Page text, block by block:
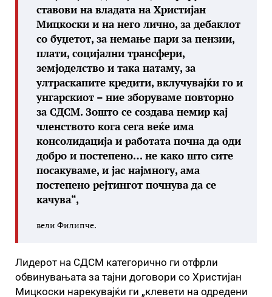
ставови на владата на Христијан
Мицкоски и на него лично, за дебаклот
со буџетот, за немање пари за пензии,
плати, социјални трансфери,
земјоделство и така натаму, за
ултраскапите кредити, вклучувајќи го и
унгарскиот – ние зборуваме повторно
за СДСМ. Зошто се создава немир кај
членството кога сега веќе има
консолидација и работата почна да оди
добро и постепено… не како што сите
посакуваме, и јас најмногу, ама
постепено рејтингот почнува да се
качува“,
вели Филипче.
Лидерот на СДСМ категорично ги отфрли
обвинувањата за тајни договори со Христијан
Мицкоски нарекувајќи ги „клевети на одредени